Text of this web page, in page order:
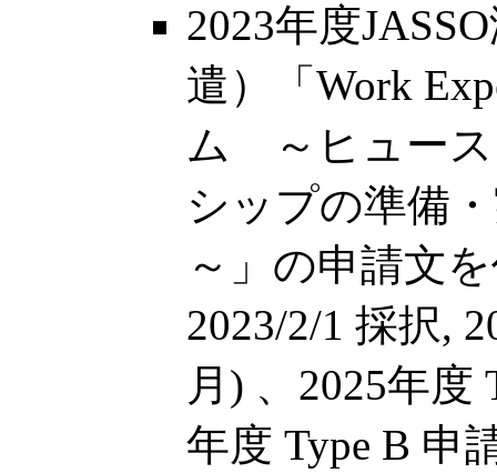
2023年度
遣）「Work
ム ～ヒュース
シップの準備
～」の申請文
2023/2/1 採択,
月) 、2025年度
年度 Type B 申